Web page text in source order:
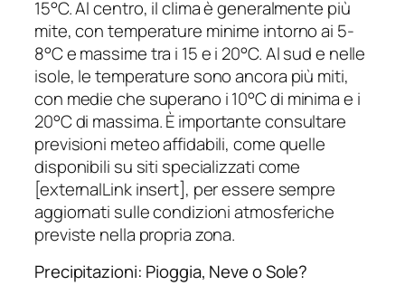
15°C. Al centro, il clima è generalmente più
mite, con temperature minime intorno ai 5-
8°C e massime tra i 15 e i 20°C. Al sud e nelle
isole, le temperature sono ancora più miti,
con medie che superano i 10°C di minima e i
20°C di massima. È importante consultare
previsioni meteo affidabili, come quelle
disponibili su siti specializzati come
[externalLink insert], per essere sempre
aggiornati sulle condizioni atmosferiche
previste nella propria zona.
Precipitazioni: Pioggia, Neve o Sole?